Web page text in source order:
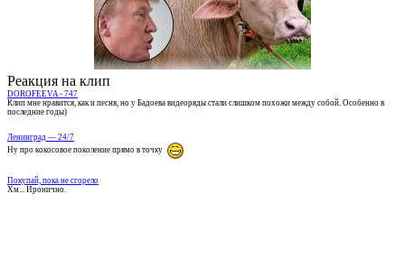
Реакция на клип
DOROFEEVA - 747
Клип мне нравится, как и песня, но у Бадоева видеоряды стали слишком похожи между собой. Особенно в
последние годы)
Ленинград — 24/7
Ну про кокосовое поколение прямо в точку
Покупай, пока не сгорело
Хм... Иронично.